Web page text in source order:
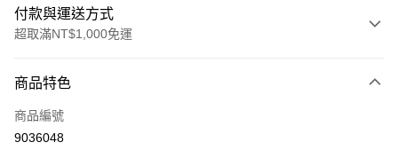
付款與運送方式
超取滿NT$1,000免運
信用卡一次付款
信用卡分期付款
商品特色
商品編號
9036048